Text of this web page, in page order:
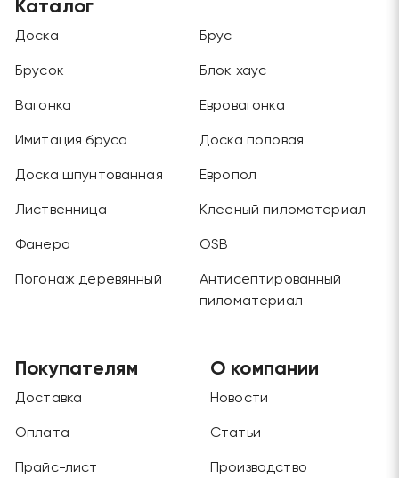
Каталог
Доска Брус
Брусок Блок хаус
Вагонка Евровагонка
Имитация бруса Доска половая
Доска шпунтованная Европол
Лиственница Клееный пиломатериал
Фанера OSB
Погонаж деревянный
Антисептированный
пиломатериал
Покупателям
Доставка
Оплата
Прайс-лист
О компании
Новости
Статьи
Производство